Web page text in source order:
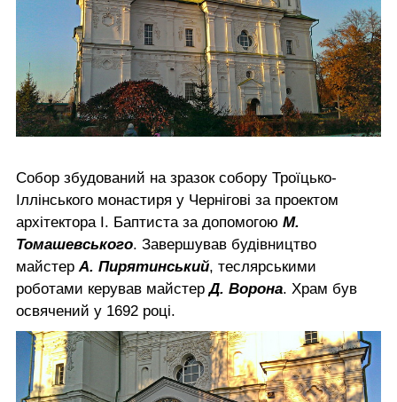
Собор збудований на зразок собору Троїцько­-
Іллінського монастиря у Чернігові за проектом
архітектора І. Баптиста за допомогою М.
Томашевського. Завершував будівництво
майстерА. Пирятинський, теслярськими
роботами керував майстерД. Ворона. Храм був
освячений у 1692 році.